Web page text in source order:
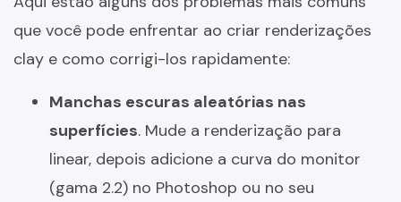
que você pode enfrentar ao criar renderizações
clay e como corrigi-los rapidamente:
Manchas escuras aleatórias nas
superfícies. Mude a renderização para
linear, depois adicione a curva do monitor
(gama 2.2) no Photoshop ou no seu